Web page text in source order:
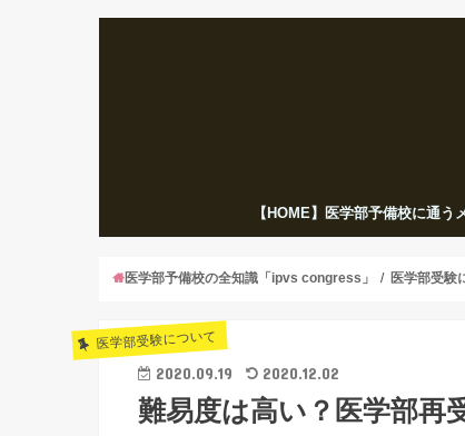
【HOME】医学部予備校に通う
医学部予備校の全知識「ipvs congress」 医学部受験
医学部受験について
2020.09.19 2020.12.02
難易度は高い？医学部再